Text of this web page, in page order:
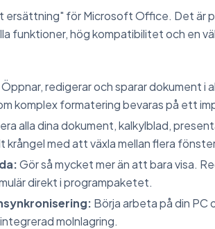
ersättning" för Microsoft Office. Det är
funktioner, hög kompatibilitet och en
Öppnar, redigerar och sparar dokument
komplex formatering bevaras på ett
alla dina dokument, kalkylblad,
krångel med att växla mellan flera
Gör så mycket mer än att bara visa.
direkt i programpaketet.
Börja arbeta på din
molnlagring.